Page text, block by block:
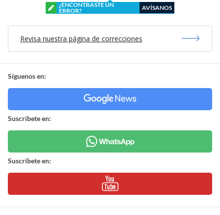
¿ENCONTRASTE UN
ERROR?
AVÍSANOS
Revisa nuestra página de correcciones
Síguenos en:
Suscríbete en:
Suscríbete en: